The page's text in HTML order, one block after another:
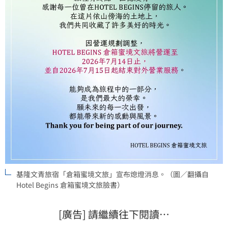
基隆文青旅宿「倉箱蜜境文旅」宣布熄燈消息。（圖／翻攝自
Hotel Begins 倉箱蜜境文旅臉書）
[廣告] 請繼續往下閱讀…